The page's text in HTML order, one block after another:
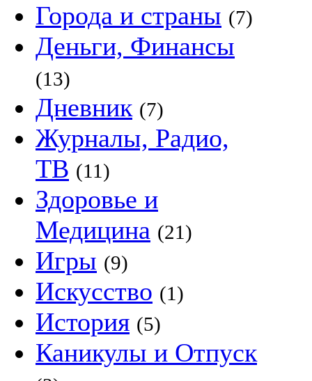
Города и страны (7)
Деньги, Финансы
(13)
Дневник (7)
Журналы, Радио,
ТВ (11)
Здоровье и
Медицина (21)
Игры (9)
Искусство (1)
История (5)
Каникулы и Отпуск